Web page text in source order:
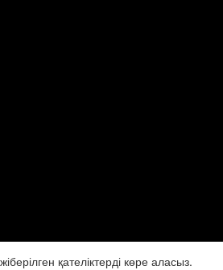
қателіктерді көре аласыз.